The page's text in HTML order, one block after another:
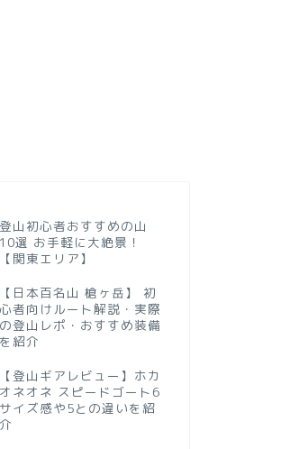
登山初心者おすすめの山
10選 お手軽に大絶景！
【関東エリア】
【日本百名山 槍ヶ岳】 初
心者向けルート解説・実際
の登山レポ・おすすめ装備
を紹介
【登山ギアレビュー】ホカ
オネオネ スピードゴート6
サイズ感や5との違いを紹
介